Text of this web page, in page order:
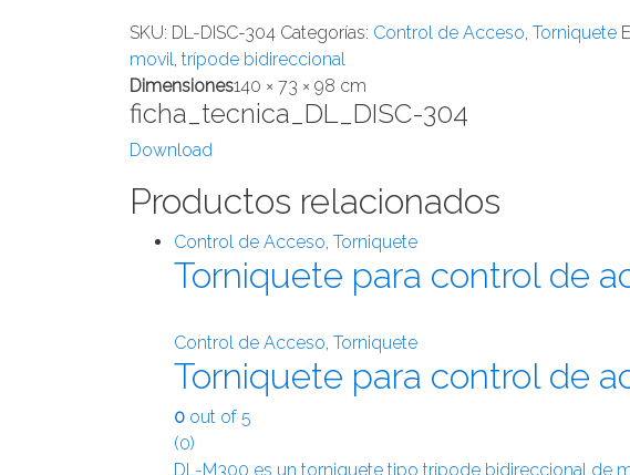
SKU: DL-DISC-304 Categorías: Control de Acceso, Torniquete
movil, trípode bidireccional
Dimensiones140 × 73 × 98 cm
ficha_tecnica_DL_DISC-304
Download
Productos relacionados
Control de Acceso, Torniquete
Torniquete para control de
Control de Acceso, Torniquete
Torniquete para control de
0 out of 5
(0)
DL-M300 es un torniquete tipo trípode bidireccional de